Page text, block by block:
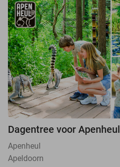
Dagentree voor Apenheul
Apenheul
Apeldoorn